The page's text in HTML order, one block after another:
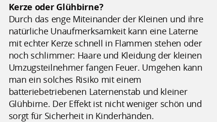
Kerze oder Glühbirne?
Durch das enge Miteinander der Kleinen und ihre
natürliche Unaufmerksamkeit kann eine Laterne
mit echter Kerze schnell in Flammen stehen oder
noch schlimmer: Haare und Kleidung der kleinen
Umzugsteilnehmer fangen Feuer. Umgehen kann
man ein solches Risiko mit einem
batteriebetriebenen Laternenstab und kleiner
Glühbirne. Der Effekt ist nicht weniger schön und
sorgt für Sicherheit in Kinderhänden.